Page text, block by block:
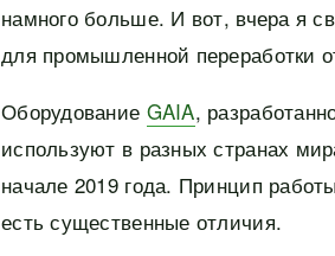
намного больше. И вот, вчера я
для промышленной переработки
Оборудование GAIA,
используют в разных странах
начале 2019 года. Принцип
есть существенные отличия.